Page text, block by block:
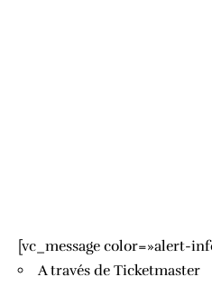
[vc_message color=»alert-
A través de Ticketmaster